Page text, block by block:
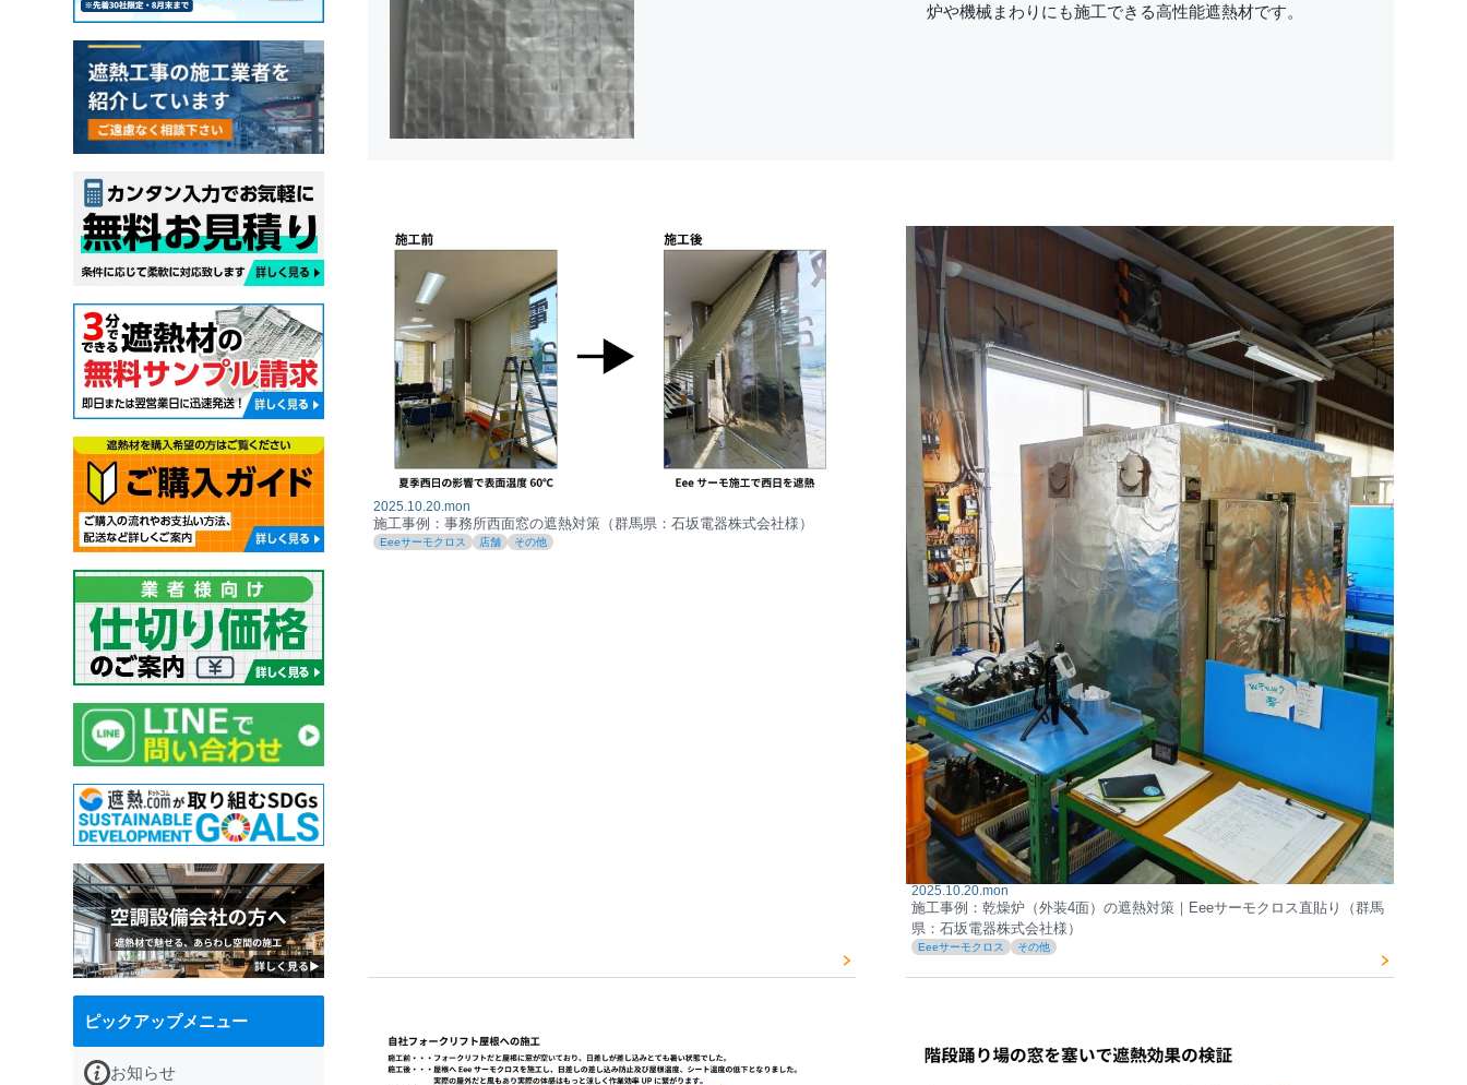
炉や機械まわりにも施工できる高性能遮熱材です。
2025.10.20.mon
施工事例：事務所西面窓の遮熱対策（群馬県：石坂電器株式会社様）
Eeeサーモクロス 店舗 その他
2025.10.20.mon
施工事例：乾燥炉（外装4面）の遮熱対策｜Eeeサーモクロス直貼り（群馬
県：石坂電器株式会社様）
Eeeサーモクロス その他
ピックアップメニュー
お知らせ